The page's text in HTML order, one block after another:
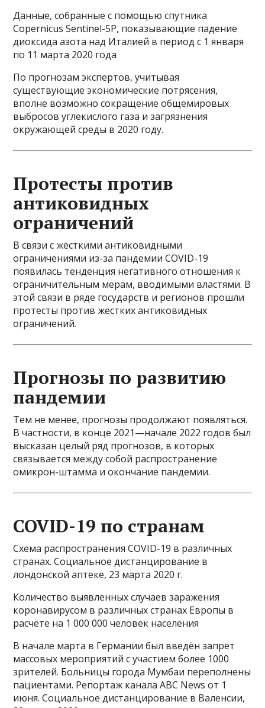
Данные, собранные с помощью спутника
Copernicus Sentinel-5P, показывающие падение
диоксида азота над Италией в период с 1 января
по 11 марта 2020 года
По прогнозам экспертов, учитывая
существующие экономические потрясения,
вполне возможно сокращение общемировых
выбросов углекислого газа и загрязнения
окружающей среды в 2020 году.
Протесты против
антиковидных
ограничений
В связи с жесткими антиковидными
ограничениями из-за пандемии COVID-19
появилась тенденция негативного отношения к
ограничительным мерам, вводимыми властями. В
этой связи в ряде государств и регионов прошли
протесты против жестких антиковидных
ограничений.
Прогнозы по развитию
пандемии
Тем не менее, прогнозы продолжают появляться.
В частности, в конце 2021—начале 2022 годов был
высказан целый ряд прогнозов, в которых
связывается между собой распространение
омикрон-штамма и окончание пандемии.
COVID-19 по странам
Схема распространения COVID-19 в различных
странах. Социальное дистанцирование в
лондонской аптеке, 23 марта 2020 г.
Количество выявленных случаев заражения
коронавирусом в различных странах Европы в
расчёте на 1 000 000 человек населения
В начале марта в Германии был введён запрет
массовых мероприятий с участием более 1000
зрителей. Больницы города Мумбаи переполнены
пациентами. Репортаж канала ABC News от 1
июня. Социальное дистанцирование в Валенсии,